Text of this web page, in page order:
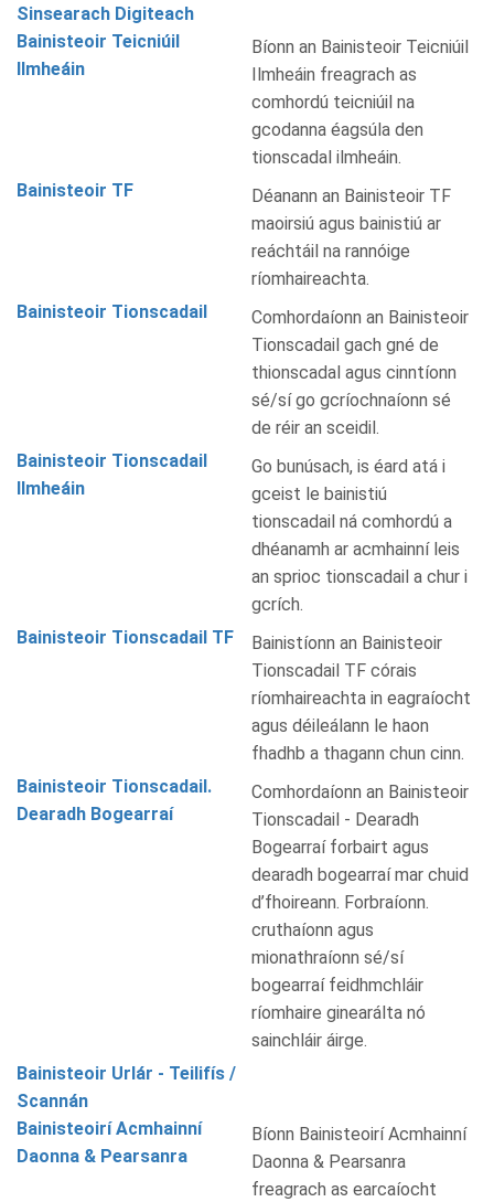
Sinsearach Digiteach
Bainisteoir Teicniúil
Ilmheáin
Bíonn an Bainisteoir Teicniúil
Ilmheáin freagrach as
comhordú teicniúil na
gcodanna éagsúla den
tionscadal ilmheáin.
Bainisteoir TF
Déanann an Bainisteoir TF
maoirsiú agus bainistiú ar
reáchtáil na rannóige
ríomhaireachta.
Bainisteoir Tionscadail
Comhordaíonn an Bainisteoir
Tionscadail gach gné de
thionscadal agus cinntíonn
sé/sí go gcríochnaíonn sé
de réir an sceidil.
Bainisteoir Tionscadail
Ilmheáin
Go bunúsach, is éard atá i
gceist le bainistiú
tionscadail ná comhordú a
dhéanamh ar acmhainní leis
an sprioc tionscadail a chur i
gcrích.
Bainisteoir Tionscadail TF
Bainistíonn an Bainisteoir
Tionscadail TF córais
ríomhaireachta in eagraíocht
agus déileálann le haon
fhadhb a thagann chun cinn.
Bainisteoir Tionscadail.
Dearadh Bogearraí
Comhordaíonn an Bainisteoir
Tionscadail - Dearadh
Bogearraí forbairt agus
dearadh bogearraí mar chuid
d’fhoireann. Forbraíonn.
cruthaíonn agus
mionathraíonn sé/sí
bogearraí feidhmchláir
ríomhaire ginearálta nó
sainchláir áirge.
Bainisteoir Urlár - Teilifís /
Scannán
Bainisteoirí Acmhainní
Daonna & Pearsanra
Bíonn Bainisteoirí Acmhainní
Daonna & Pearsanra
freagrach as earcaíocht